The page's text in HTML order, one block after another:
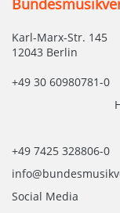
Karl-Marx-Str. 145
12043 Berlin
+49 30 60980781-0
+49 7425 328806-0
Social Media